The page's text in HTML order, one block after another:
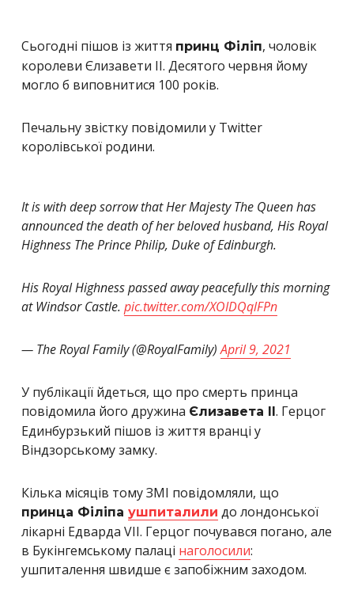
Сьогодні пішов із життя принц Філіп, чоловік
королеви Єлизавети II. Десятого червня йому
могло б виповнитися 100 років.
Печальну звістку повідомили у Twitter
королівської родини.
It is with deep sorrow that Her Majesty The Queen has
announced the death of her beloved husband, His Royal
Highness The Prince Philip, Duke of Edinburgh.
His Royal Highness passed away peacefully this morning
at Windsor Castle. pic.twitter.com/XOIDQqlFPn
— The Royal Family (@RoyalFamily)April 9, 2021
У публікації йдеться, що про смерть принца
повідомила його дружина Єлизавета II. Герцог
Единбурзький пішов із життя вранці у
Віндзорському замку.
Кілька місяців тому ЗМІ повідомляли, що
принца Філіпа ушпиталили до лондонської
лікарні Едварда VII. Герцог почувався погано, але
в Букінгемському палаці наголосили:
ушпиталення швидше є запобіжним заходом.